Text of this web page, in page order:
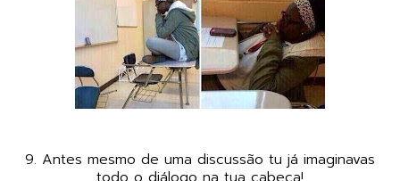
9. Antes mesmo de uma discussão tu já imaginavas